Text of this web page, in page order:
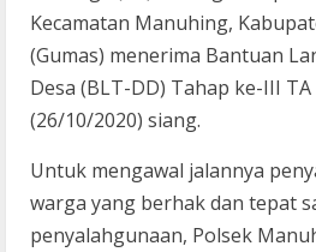
Kecamatan Manuhing,
(Gumas) menerima Bantuan
Desa (BLT-DD) Tahap ke-III TA
(26/10/2020) siang.
Untuk mengawal jalannya
warga yang berhak dan tepat
penyalahgunaan, Polsek